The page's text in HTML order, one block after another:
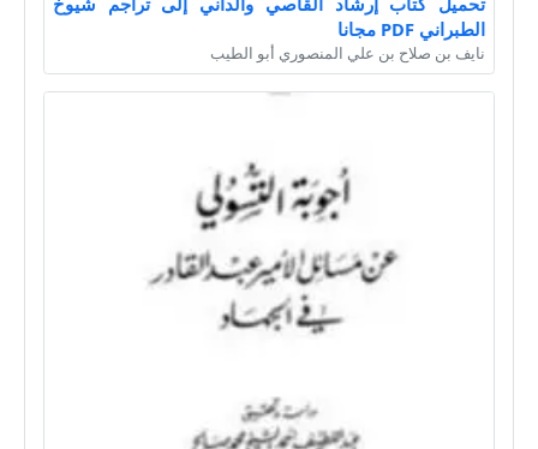
الطبراني PDF مجانا
نايف بن صلاح بن علي المنصوري أبو الطيب